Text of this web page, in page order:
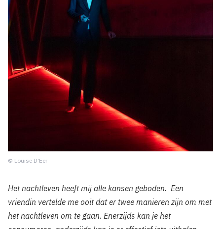
© Louise D'Eer
Het nachtleven heeft mij alle kansen geboden. Een
vriendin vertelde me ooit dat er twee manieren zijn om met
het nachtleven om te gaan. Enerzijds kan je het